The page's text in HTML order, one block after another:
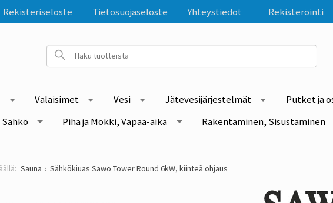
Rekisteröinti
Rekisteriseloste Tietosuojaseloste Yhteystiedot
Valaisimet Vesi Jätevesijärjestelmät Putket ja
Sähkö Piha ja Mökki, Vapaa-aika Rakentaminen, Sisustaminen
Sauna Sähkökiuas Sawo Tower Round 6kW, kiinteä ohjaus